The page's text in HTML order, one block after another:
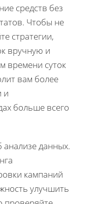
средств без
Чтобы не
стратегии,
вручную и
времени суток
вам более
и
больше всего
анализе данных.
кампаний
улучшить